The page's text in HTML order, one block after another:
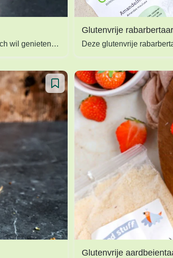
Suikervrije recepten
Vezelrijke recepten
Zomerse recepten
Deze koolhydraatarme koekjes zijn perfect voor iedereen die op zoek is naar een gezondere optie, maar toch wil genieten van de smaak en textuur van traditionele koekjes.
Glutenvrije
Glutenvrije